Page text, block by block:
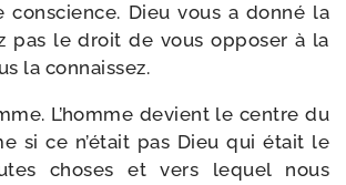
conscience. Dieu vous a don­né la
pas le droit de vous oppo­ser à la
la connaissez.
L’homme devient le centre du
si ce n’était pas Dieu qui était le
choses et vers lequel nous